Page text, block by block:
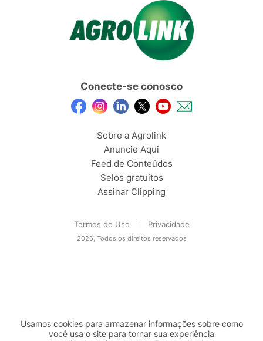
Conecte-se conosco
Sobre a Agrolink
Anuncie Aqui
Feed de Conteúdos
Selos gratuitos
Assinar Clipping
Termos de Uso Privacidade
2026, Todos os direitos reservados
Usamos cookies para armazenar informações sobre como
você usa o site para tornar sua experiência